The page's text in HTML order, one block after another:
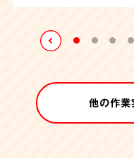
ただきました。
他の作業